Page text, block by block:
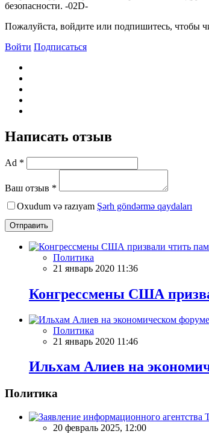
безопасности. -02D-
Пожалуйста, войдите или подпишитесь, чтобы
Войти Подписаться
Написать отзыв
Ad *
Ваш отзыв *
Oxudum və razıyam Şərh göndərmə qaydaları
Отправить
Политика
21 январь 2020 11:36
Конгрессмены США
Политика
21 январь 2020 11:46
Ильхам Алиев на
Политика
20 февраль 2025, 12:00